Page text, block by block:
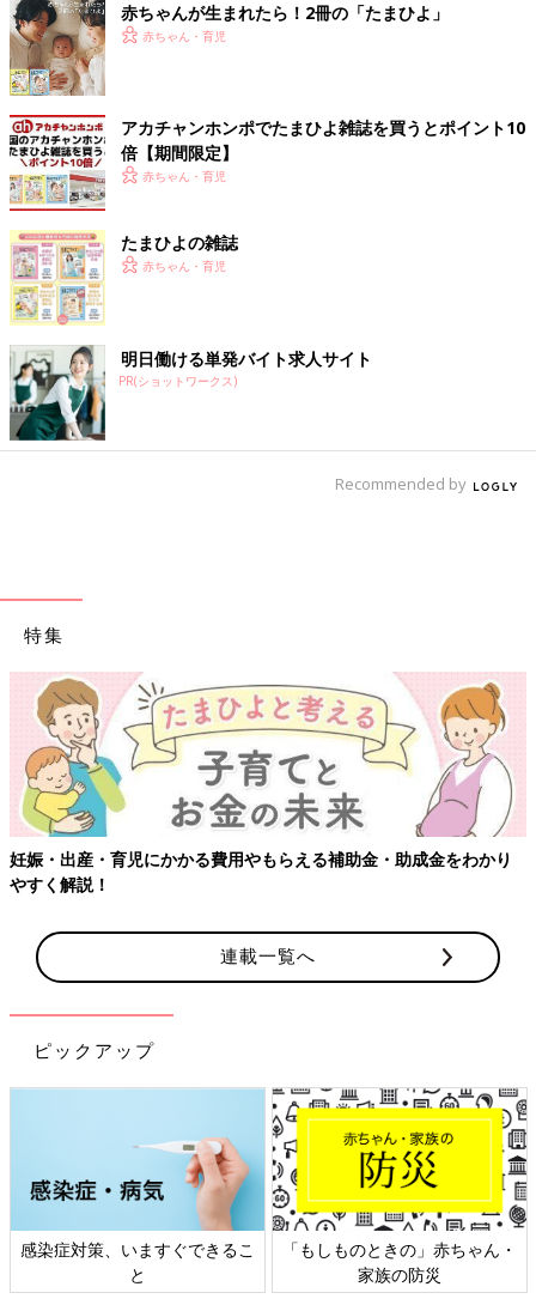
赤ちゃんが生まれたら！2冊の「たまひよ」
赤ちゃん・育児
アカチャンホンポでたまひよ雑誌を買うとポイント10
倍【期間限定】
赤ちゃん・育児
たまひよの雑誌
赤ちゃん・育児
明日働ける単発バイト求人サイト
PR(ショットワークス)
Recommended by
特集
妊娠・出産・育児にかかる費用やもらえる補助金・助成金をわかり
やすく解説！
連載一覧へ
ピックアップ
感染症対策、いますぐできるこ
と
「もしものときの」赤ちゃん・
家族の防災